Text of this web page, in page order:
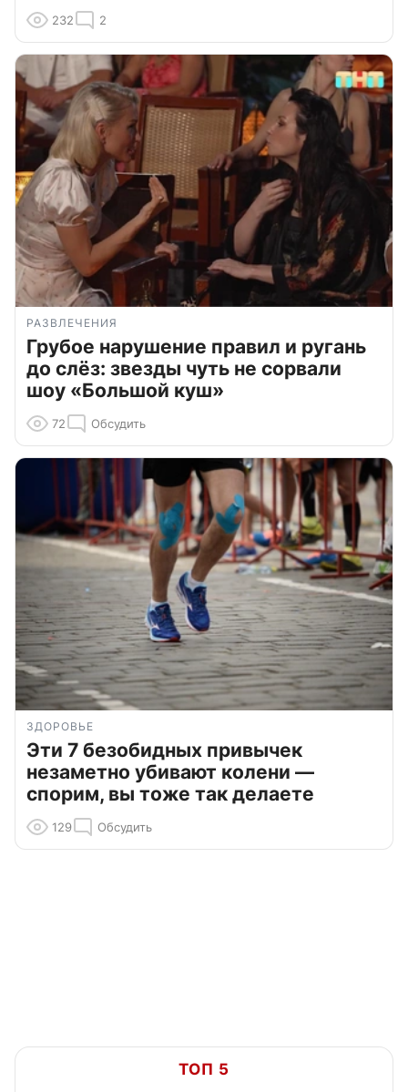
232 2
РАЗВЛЕЧЕНИЯ
Грубое нарушение правил и ругань
до слёз: звезды чуть не сорвали
шоу «Большой куш»
72 Обсудить
ЗДОРОВЬЕ
Эти 7 безобидных привычек
незаметно убивают колени —
спорим, вы тоже так делаете
129 Обсудить
ТОП 5